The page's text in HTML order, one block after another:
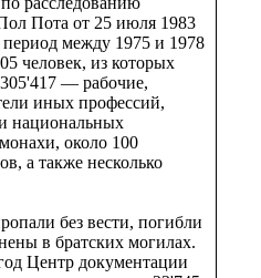
Пота от 25 июля 1983
период между 1975 и 1978
человек, из которых
— рабочие,
иных профессий,
национальных
около 100
а также несколько
без вести, погибли
в братских могилах.
Центр документации